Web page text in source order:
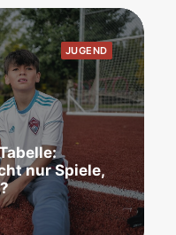
JUGEND
nur Spiele,